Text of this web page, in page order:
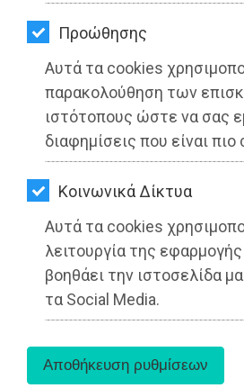
Προώθησης
Αυτά τα cookies
παρακολούθηση των
ιστότοπους ώστε να σας
διαφημίσεις που είναι
Kοινωνικά Δίκτυα
Αυτά τα cookies
λειτουργία της
βοηθάει την ιστοσελίδα
τα Social Media.
ΚΑΤΟΙΚΙΔΙΟ
ΑΓΓΕΛΙΕΣ
ΕΦΗΜΕΡΙΔΕΣ
OΔΗΓΟΣ
ΑΓΟΡΑΣ
ΨΙΘΥΡΟΙ
ΑΠΟΣΤΟΛΗ
ΑΡΘΡΩΝ
Διαβάστηκε 4217 φορές
20-07-2022
Από τo